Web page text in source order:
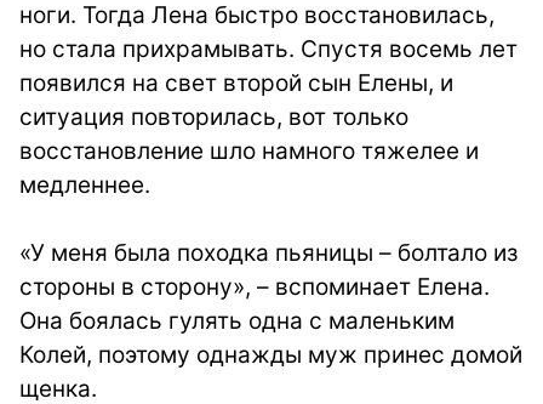
ноги. Тогда Лена быстро восстановилась,
но стала прихрамывать. Спустя восемь лет
появился на свет второй сын Елены, и
ситуация повторилась, вот только
восстановление шло намного тяжелее и
медленнее.
«У меня была походка пьяницы – болтало из
стороны в сторону», – вспоминает Елена.
Она боялась гулять одна с маленьким
Колей, поэтому однажды муж принес домой
щенка.